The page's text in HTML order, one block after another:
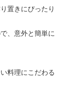
置きにぴったり
、意外と簡単に
料理にこだわる